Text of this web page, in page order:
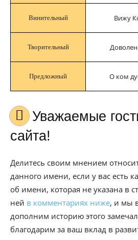
Винительный Вижу
Творительный
Предложный О ком
Уважаемые гости нашего
сайта!
Делитесь своим мнением
данного имени, если у вас есть
об имени, которая не указана в
ней в комментариях ниже, и мы
дополним историю этого
благодарим за ваш вклад в